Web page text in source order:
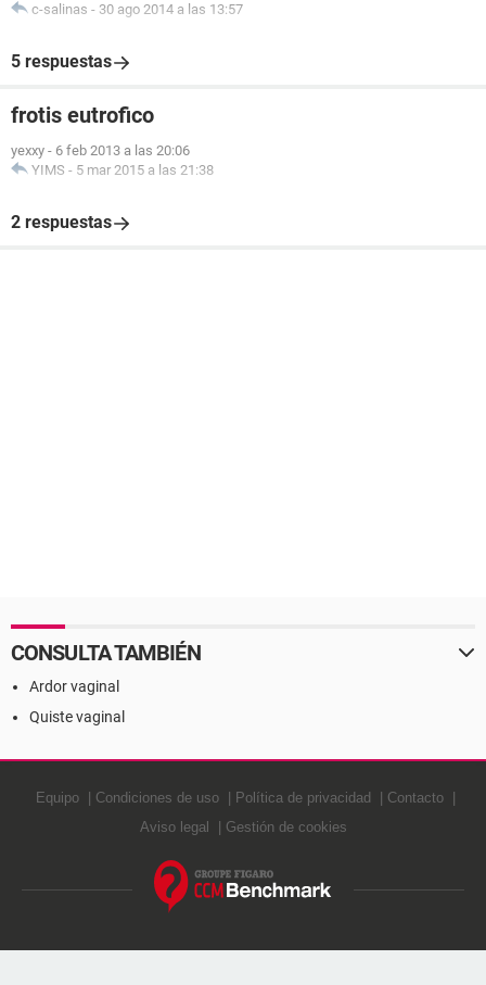
c-salinas - 30 ago 2014 a las 13:57
5 respuestas
frotis eutrofico
yexxy - 6 feb 2013 a las 20:06
YIMS - 5 mar 2015 a las 21:38
2 respuestas
CONSULTA TAMBIÉN
Ardor vaginal
Quiste vaginal
Equipo Condiciones de uso Política de privacidad
Contacto
Aviso legal
Gestión de cookies